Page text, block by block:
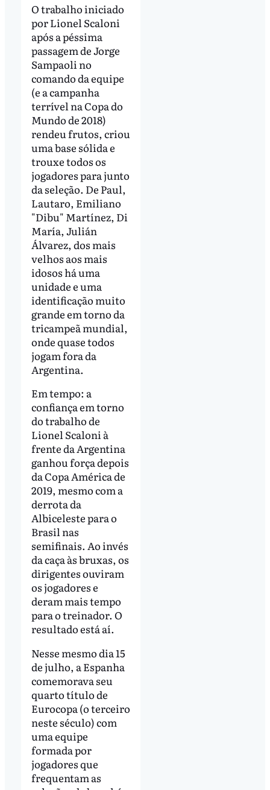
O trabalho iniciado
por Lionel Scaloni
após a péssima
passagem de Jorge
Sampaoli no
comando da equipe
(e a campanha
terrível na Copa do
Mundo de 2018)
rendeu frutos, criou
uma base sólida e
trouxe todos os
jogadores para junto
da seleção. De Paul,
Lautaro, Emiliano
"Dibu" Martínez, Di
María, Julián
Álvarez, dos mais
velhos aos mais
idosos há uma
unidade e uma
identificação muito
grande em torno da
tricampeã mundial,
onde quase todos
jogam fora da
Argentina.
Em tempo: a
confiança em torno
do trabalho de
Lionel Scaloni à
frente da Argentina
ganhou força depois
da Copa América de
2019, mesmo com a
derrota da
Albiceleste para o
Brasil nas
semifinais. Ao invés
da caça às bruxas, os
dirigentes ouviram
os jogadores e
deram mais tempo
para o treinador. O
resultado está aí.
Nesse mesmo dia 15
de julho, a Espanha
comemorava seu
quarto título de
Eurocopa (o terceiro
neste século) com
uma equipe
formada por
jogadores que
frequentam as